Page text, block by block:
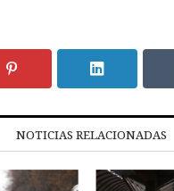
NOTICIAS RELACIONADAS